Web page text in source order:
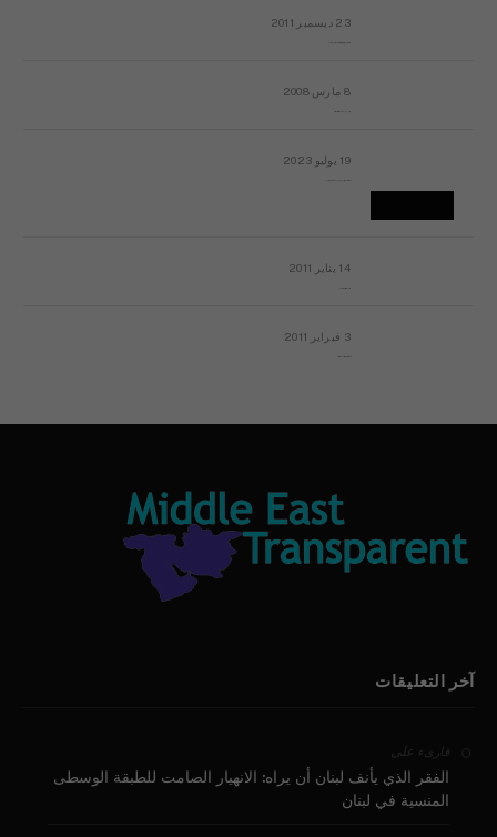
23 ديسمبر 2011
8 مارس 2008
19 يوليو 2023
14 يناير 2011
3 فبراير 2011
آخر التعليقات
قارىء على
الفقر الذي يأنف لبنان أن يراه: الانهيار الصامت للطبقة الوسطى
المنسية في لبنان